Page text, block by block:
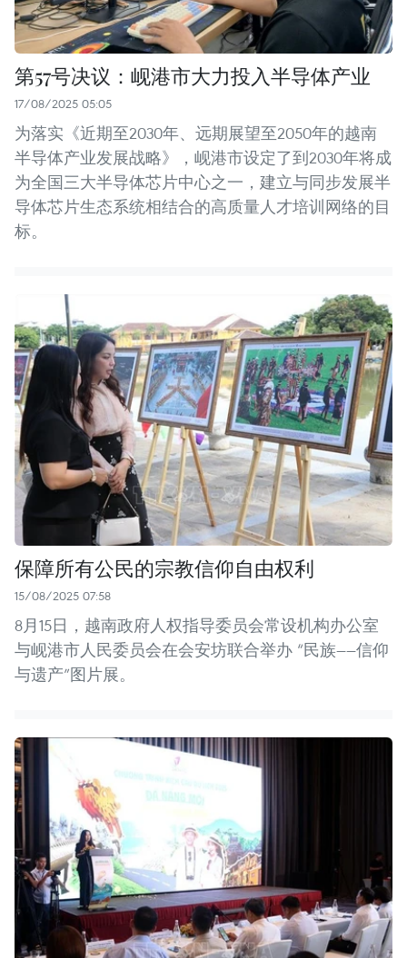
第57号决议：岘港市大力投入半导体产业
17/08/2025 05:05
为落实《近期至2030年、远期展望至2050年的越南
半导体产业发展战略》，岘港市设定了到2030年将成
为全国三大半导体芯片中心之一，建立与同步发展半
导体芯片生态系统相结合的高质量人才培训网络的目
标。
保障所有公民的宗教信仰自由权利
15/08/2025 07:58
8月15日，越南政府人权指导委员会常设机构办公室
与岘港市人民委员会在会安坊联合举办 “民族——信仰
与遗产”图片展。